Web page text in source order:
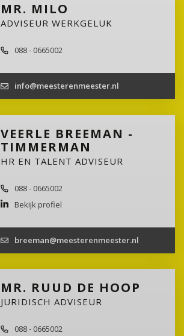
MR. MILO
ADVISEUR WERKGELUK
088 - 0665002
info@meesterenmeester.nl
VEERLE BREEMAN -
TIMMERMAN
HR EN TALENT ADVISEUR
088 - 0665002
Bekijk profiel
breeman@meesterenmeester.nl
MR. RUUD DE HOOP
JURIDISCH ADVISEUR
088 - 0665002